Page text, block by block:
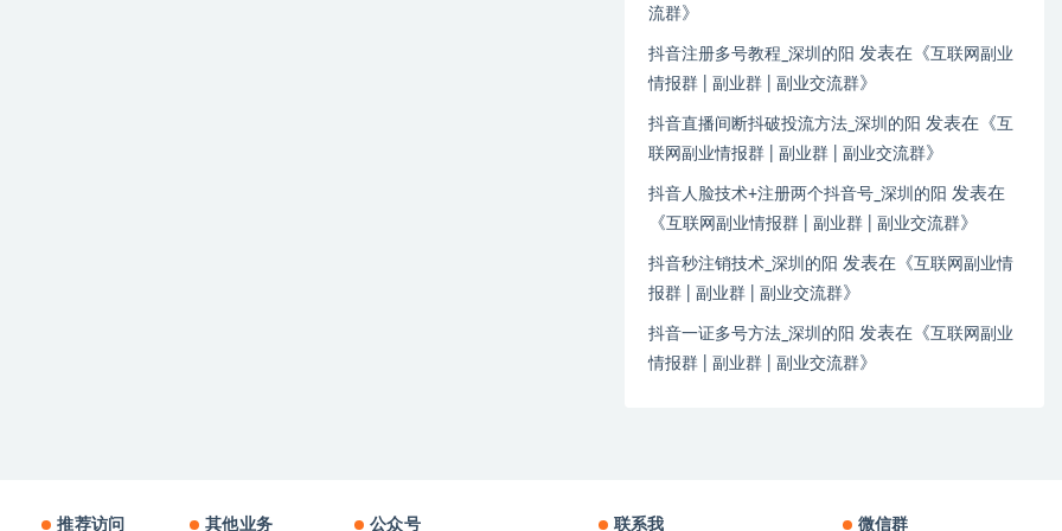
流群》
抖音注册多号教程_深圳的阳 发表在《互联网副业
情报群 | 副业群 | 副业交流群》
抖音直播间断抖破投流方法_深圳的阳 发表在《互
联网副业情报群 | 副业群 | 副业交流群》
抖音人脸技术+注册两个抖音号_深圳的阳 发表在
《互联网副业情报群 | 副业群 | 副业交流群》
抖音秒注销技术_深圳的阳 发表在《互联网副业情
报群 | 副业群 | 副业交流群》
抖音一证多号方法_深圳的阳 发表在《互联网副业
情报群 | 副业群 | 副业交流群》
推荐访问 其他业务 公众号 联系我 微信群